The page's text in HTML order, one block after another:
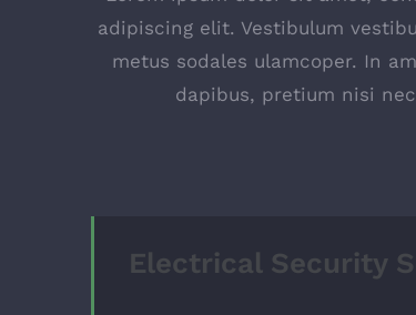
adipiscing elit. Vestibulum
metus sodales ulamcoper. In
dapibus, pretium nisi
Electrical Security